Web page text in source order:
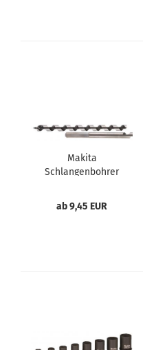
Makita
Schlangenbohrer
ab 9,45 EUR